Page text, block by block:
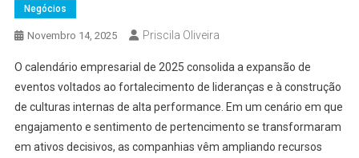
Negócios
Novembro 14, 2025 Priscila Oliveira
O calendário empresarial de 2025 consolida a expansão de
eventos voltados ao fortalecimento de lideranças e à construção
de culturas internas de alta performance. Em um cenário em que
engajamento e sentimento de pertencimento se transformaram
em ativos decisivos, as companhias vêm ampliando recursos